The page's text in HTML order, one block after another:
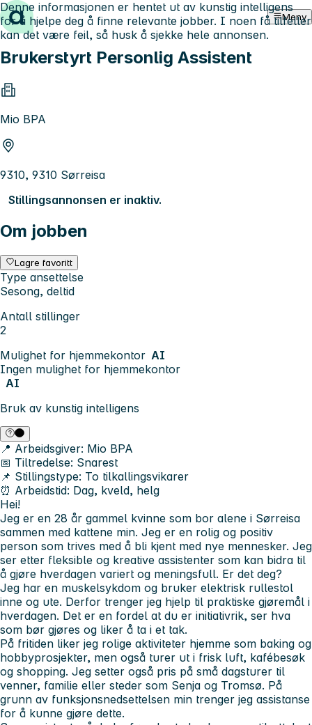
Hopp til innhold Meny
Brukerstyrt Personlig Assistent
Mio BPA
9310, 9310 Sørreisa
Stillingsannonsen er inaktiv.
Om jobben
Lagre favoritt
Type ansettelse
Sesong, deltid
Antall stillinger
2
Mulighet for hjemmekontor AI
Ingen mulighet for hjemmekontor
AI
Bruk av kunstig intelligens
Denne informasjonen er hentet ut av kunstig intelligens
for å hjelpe deg å finne relevante jobber. I noen få tilfeller
kan det være feil, så husk å sjekke hele annonsen.
📍 Arbeidsgiver: Mio BPA
📅 Tiltredelse: Snarest
📌 Stillingstype: To tilkallingsvikarer
⏰ Arbeidstid: Dag, kveld, helg
Hei!
Jeg er en 28 år gammel kvinne som bor alene i Sørreisa
sammen med kattene min. Jeg er en rolig og positiv
person som trives med å bli kjent med nye mennesker. Jeg
ser etter fleksible og kreative assistenter som kan bidra til
å gjøre hverdagen variert og meningsfull. Er det deg?
Jeg har en muskelsykdom og bruker elektrisk rullestol
inne og ute. Derfor trenger jeg hjelp til praktiske gjøremål i
hverdagen. Det er en fordel at du er initiativrik, ser hva
som bør gjøres og liker å ta i et tak.
På fritiden liker jeg rolige aktiviteter hjemme som baking og
hobbyprosjekter, men også turer ut i frisk luft, kafébesøk
og shopping. Jeg setter også pris på små dagsturer til
venner, familie eller steder som Senja og Tromsø. På
grunn av funksjonsnedsettelsen min trenger jeg assistanse
for å kunne gjøre dette.